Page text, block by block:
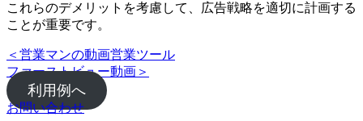
これらのデメリットを考慮して、広告戦略を適切に計画する
ことが重要です。
＜ 営業マンの動画営業ツール
ファーストビュー動画 ＞
利用例へ
お問い合わせ